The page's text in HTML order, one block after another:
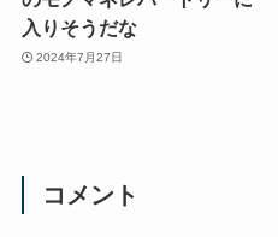
入りそうだな
2024年7月27日
コメント